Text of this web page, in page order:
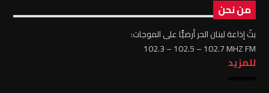
من نحن
بثّ إذاعة لبنان الحر أرضيًّا على الموجات:
102.3 – 102.5 – 102.7 MHZ FM
للمزيد